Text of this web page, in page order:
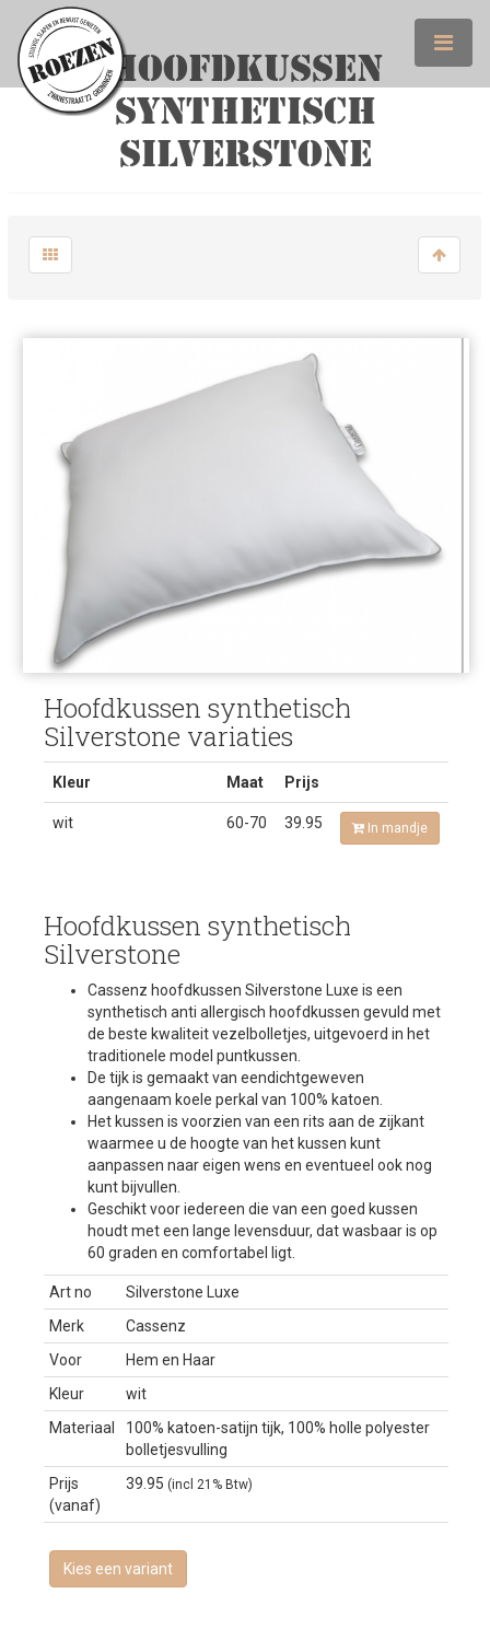
HOOFDKUSSEN
SYNTHETISCH
SILVERSTONE
Hoofdkussen synthetisch
Silverstone variaties
Kleur Maat Prijs
wit 60-70 39.95 In mandje
Hoofdkussen synthetisch
Silverstone
Cassenz hoofdkussen Silverstone Luxe is een
synthetisch anti allergisch hoofdkussen gevuld met
de beste kwaliteit vezelbolletjes, uitgevoerd in het
traditionele model puntkussen.
De tijk is gemaakt van eendichtgeweven
aangenaam koele perkal van 100% katoen.
Het kussen is voorzien van een rits aan de zijkant
waarmee u de hoogte van het kussen kunt
aanpassen naar eigen wens en eventueel ook nog
kunt bijvullen.
Geschikt voor iedereen die van een goed kussen
houdt met een lange levensduur, dat wasbaar is op
60 graden en comfortabel ligt.
Art no
Silverstone Luxe
Merk
Cassenz
Voor
Hem en Haar
Kleur
wit
Materiaal
100% katoen-satijn tijk, 100% holle polyester
bolletjesvulling
Prijs
(vanaf)
39.95 (incl 21% Btw)
Kies een variant